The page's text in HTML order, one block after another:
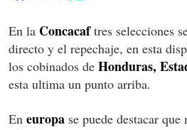
En la Concacaftres selecciones
directo y el repechaje, en esta
los cobinados de Honduras,
esta ultima un punto arriba.
En europa se puede destacar que